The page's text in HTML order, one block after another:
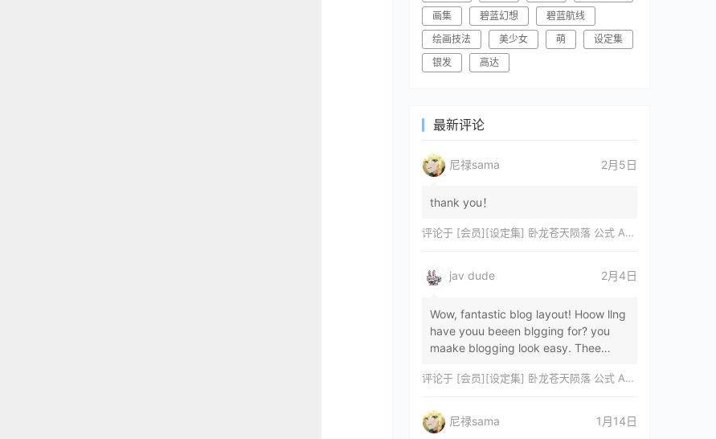
画集
碧蓝幻想
碧蓝航线
绘画技法
美少女 萌
设定集
银发
高达
最新评论
尼禄sama 2月5日
thank you！
评论于 [会员][设定集] 卧龙苍天陨落 公式 ARTWORKS[DL]
jav dude 2月4日
Wow, fantastic blog layout! Hoow llng
have youu beeen blgging for? you
maake blogging look easy. Thee
magnificent, let…
评论于 [会员][设定集] 卧龙苍天陨落 公式 ARTWORKS[DL]
尼禄sama 1月14日